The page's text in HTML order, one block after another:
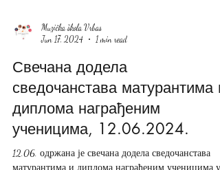
Jun 17, 2024
1 min read
Свечана додела
сведочанстава матурантима и
диплома награђеним
ученицима, 12.06.2024.